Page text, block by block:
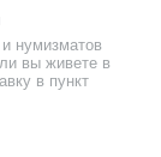
нумизматов
вы живете в
в пункт